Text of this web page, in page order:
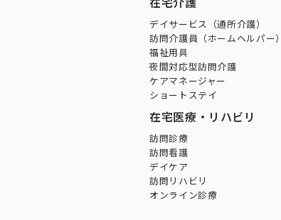
在宅介護
デイサービス（通所介護）
訪問介護員（ホームヘルパー）
福祉用具
夜間対応型訪問介護
ケアマネージャー
ショートステイ
在宅医療・リハビリ
訪問診療
訪問看護
デイケア
訪問リハビリ
オンライン診療